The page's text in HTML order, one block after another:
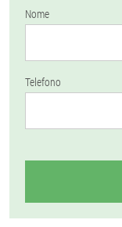
Nome
Telefono